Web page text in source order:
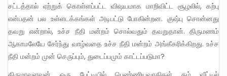
சட்டத்தால் ஏற்றுக் கொள்ளப்பட்ட விஷயமாக மாறிவிட்ட சூழலில், கற்பு
என்பதன் பல உள்ளடக்கங்கள் அடிபட்டு போகின்றன. குஷ்பு சொன்னது
தவறு என்றால், உச்ச நீதி மன்றம் சொல்வதும் தவறுதான். திருமணம்
ஆகாமலேயே சேர்ந்து வாழ்வதை உச்ச நீதி மன்றம் அங்கீகரிக்கிறது. உச்ச
நீதி மன்றம் முன் செருப்பும், துடைப்பமும் காட்டப்படுமா?